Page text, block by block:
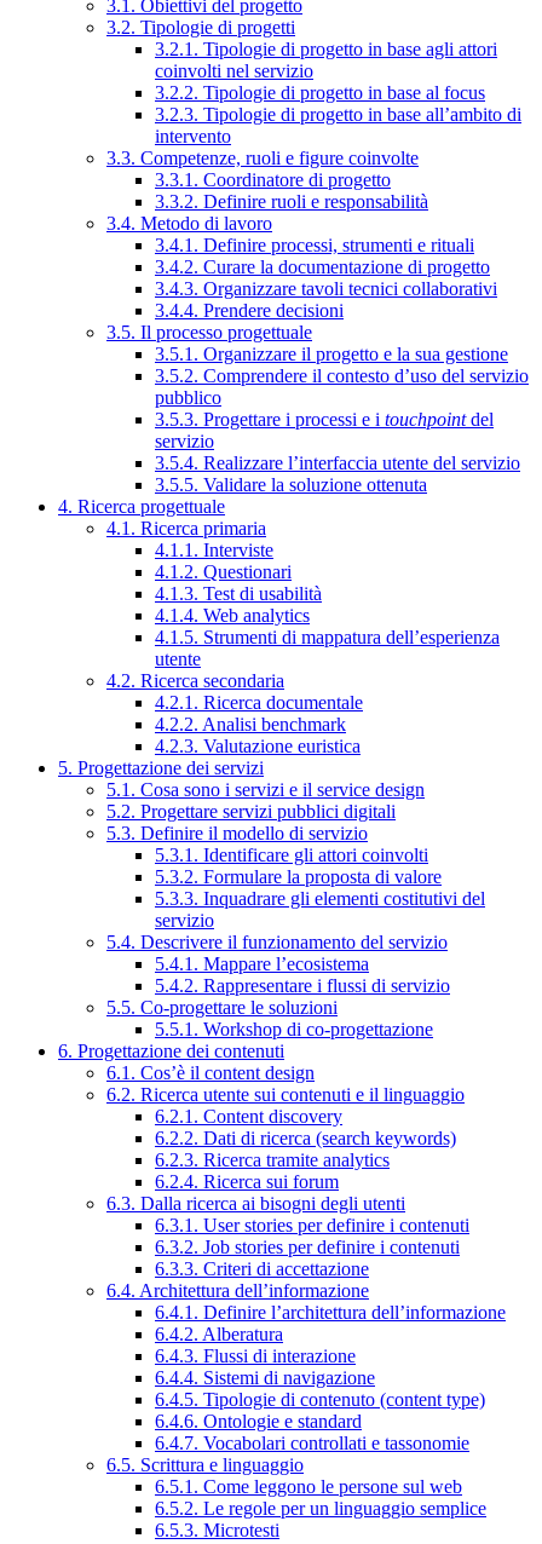
3.1. Obiettivi del progetto
3.2. Tipologie di progetti
3.2.1. Tipologie di progetto in base agli attori
coinvolti nel servizio
3.2.2. Tipologie di progetto in base al focus
3.2.3. Tipologie di progetto in base all’ambito di
intervento
3.3. Competenze, ruoli e figure coinvolte
3.3.1. Coordinatore di progetto
3.3.2. Definire ruoli e responsabilità
3.4. Metodo di lavoro
3.4.1. Definire processi, strumenti e rituali
3.4.2. Curare la documentazione di progetto
3.4.3. Organizzare tavoli tecnici collaborativi
3.4.4. Prendere decisioni
3.5. Il processo progettuale
3.5.1. Organizzare il progetto e la sua gestione
3.5.2. Comprendere il contesto d’uso del servizio
pubblico
3.5.3. Progettare i processi e i touchpointdel
servizio
3.5.4. Realizzare l’interfaccia utente del servizio
3.5.5. Validare la soluzione ottenuta
4. Ricerca progettuale
4.1. Ricerca primaria
4.1.1. Interviste
4.1.2. Questionari
4.1.3. Test di usabilità
4.1.4. Web analytics
4.1.5. Strumenti di mappatura dell’esperienza
utente
4.2. Ricerca secondaria
4.2.1. Ricerca documentale
4.2.2. Analisi benchmark
4.2.3. Valutazione euristica
5. Progettazione dei servizi
5.1. Cosa sono i servizi e il service design
5.2. Progettare servizi pubblici digitali
5.3. Definire il modello di servizio
5.3.1. Identificare gli attori coinvolti
5.3.2. Formulare la proposta di valore
5.3.3. Inquadrare gli elementi costitutivi del
servizio
5.4. Descrivere il funzionamento del servizio
5.4.1. Mappare l’ecosistema
5.4.2. Rappresentare i flussi di servizio
5.5. Co-progettare le soluzioni
5.5.1. Workshop di co-progettazione
6. Progettazione dei contenuti
6.1. Cos’è il content design
6.2. Ricerca utente sui contenuti e il linguaggio
6.2.1. Content discovery
6.2.2. Dati di ricerca (search keywords)
6.2.3. Ricerca tramite analytics
6.2.4. Ricerca sui forum
6.3. Dalla ricerca ai bisogni degli utenti
6.3.1. User stories per definire i contenuti
6.3.2. Job stories per definire i contenuti
6.3.3. Criteri di accettazione
6.4. Architettura dell’informazione
6.4.1. Definire l’architettura dell’informazione
6.4.2. Alberatura
6.4.3. Flussi di interazione
6.4.4. Sistemi di navigazione
6.4.5. Tipologie di contenuto (content type)
6.4.6. Ontologie e standard
6.4.7. Vocabolari controllati e tassonomie
6.5. Scrittura e linguaggio
6.5.1. Come leggono le persone sul web
6.5.2. Le regole per un linguaggio semplice
6.5.3. Microtesti